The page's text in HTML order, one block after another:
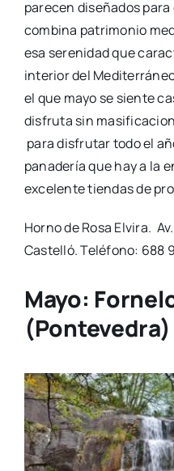
parecen diseñados
combina patrimonio
esa serenidad que
interior del
el que mayo se siente
disfruta sin
para disfrutar todo el
panadería que hay a la
excelente tiendas de
Horno de Rosa Elvira.
Castelló. Teléfono: 688
Mayo:
(Pontevedra)